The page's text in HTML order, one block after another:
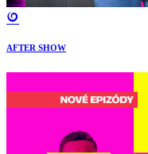
AFTER SHOW